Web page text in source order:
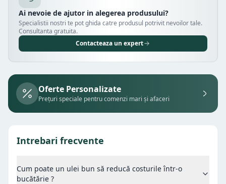
Ai nevoie de ajutor in alegerea produsului?
Specialistii nostri te pot ghida catre produsul potrivit nevoilor tale.
Consultanta gratuita.
Contacteaza un expert
Oferte Personalizate
Prețuri speciale pentru comenzi mari și afaceri
Intrebari frecvente
Cum poate un ulei bun să reducă costurile într-o
bucătărie ?